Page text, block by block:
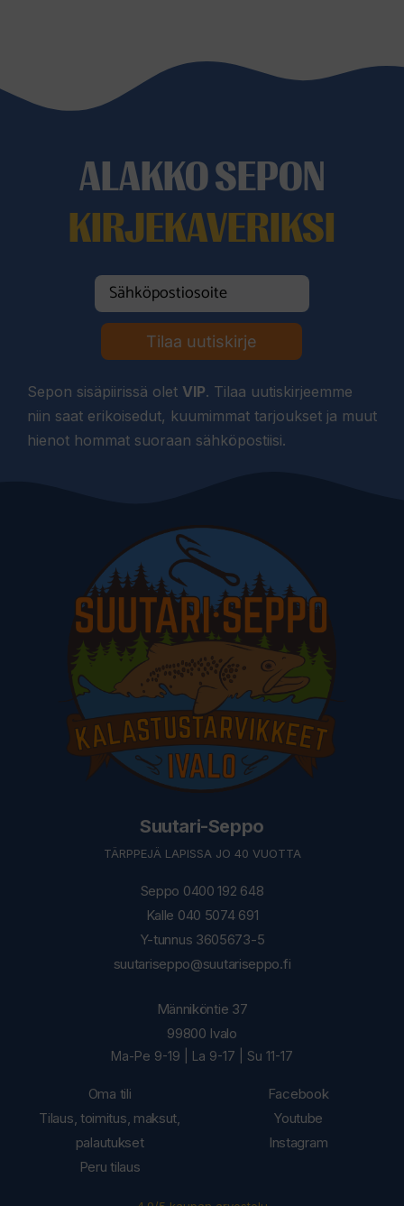
ALAKKO SEPON
KIRJEKAVERIKSI
Tilaa uutiskirje
Sepon sisäpiirissä olet VIP. Tilaa uutiskirjeemme
niin saat erikoisedut, kuumimmat tarjoukset ja muut
hienot hommat suoraan sähköpostiisi.
Suutari-Seppo
TÄRPPEJÄ LAPISSA JO 40 VUOTTA
Seppo 0400 192 648
Kalle 040 5074 691
Y-tunnus 3605673-5
suutariseppo@suutariseppo.fi
Oma tili
Tilaus, toimitus, maksut,
palautukset
Peru tilaus
Männiköntie 37
99800 Ivalo
Ma-Pe 9-19 | La 9-17 | Su 11-17
Facebook
Youtube
Instagram